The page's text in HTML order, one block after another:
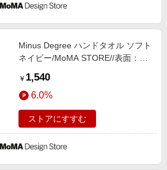
Minus Degree ハンドタオル ソフト
ネイビー/MoMA STORE//表面：コ
（）／ポリエステル（）
￥ 1,540
6.0%
ストアにすすむ